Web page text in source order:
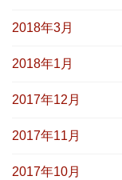
2018年3月
2018年1月
2017年12月
2017年11月
2017年10月